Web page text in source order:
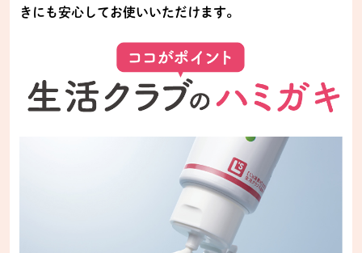
きにも安心してお使いいただけます。